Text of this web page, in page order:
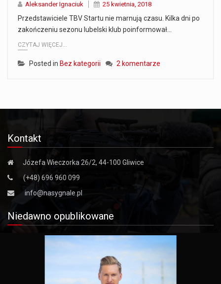
Aleksander Ignaciuk 25 kwietnia, 2018
Przedstawiciele TBV Startu nie marnują czasu. Kilka dni po
zakończeniu sezonu lubelski klub poinformował…
CZYTAJ WIĘCEJ...
Posted in Bez kategorii 2 komentarze
Kontakt
Józefa Wieczorka 26/2, 44-100 Gliwice
(+48) 696 960 099
info@nasygnale.pl
Niedawno opublikowane